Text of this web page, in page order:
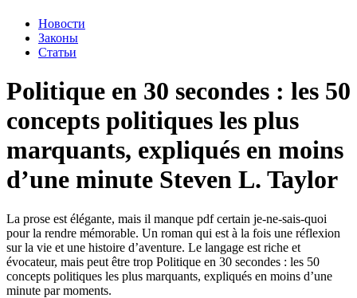
Новости
Законы
Статьи
Politique en 30 secondes : les 50
concepts politiques les plus
marquants, expliqués en moins
d’une minute Steven L. Taylor
La prose est élégante, mais il manque pdf certain je-ne-sais-quoi
pour la rendre mémorable. Un roman qui est à la fois une réflexion
sur la vie et une histoire d’aventure. Le langage est riche et
évocateur, mais peut être trop Politique en 30 secondes : les 50
concepts politiques les plus marquants, expliqués en moins d’une
minute par moments.